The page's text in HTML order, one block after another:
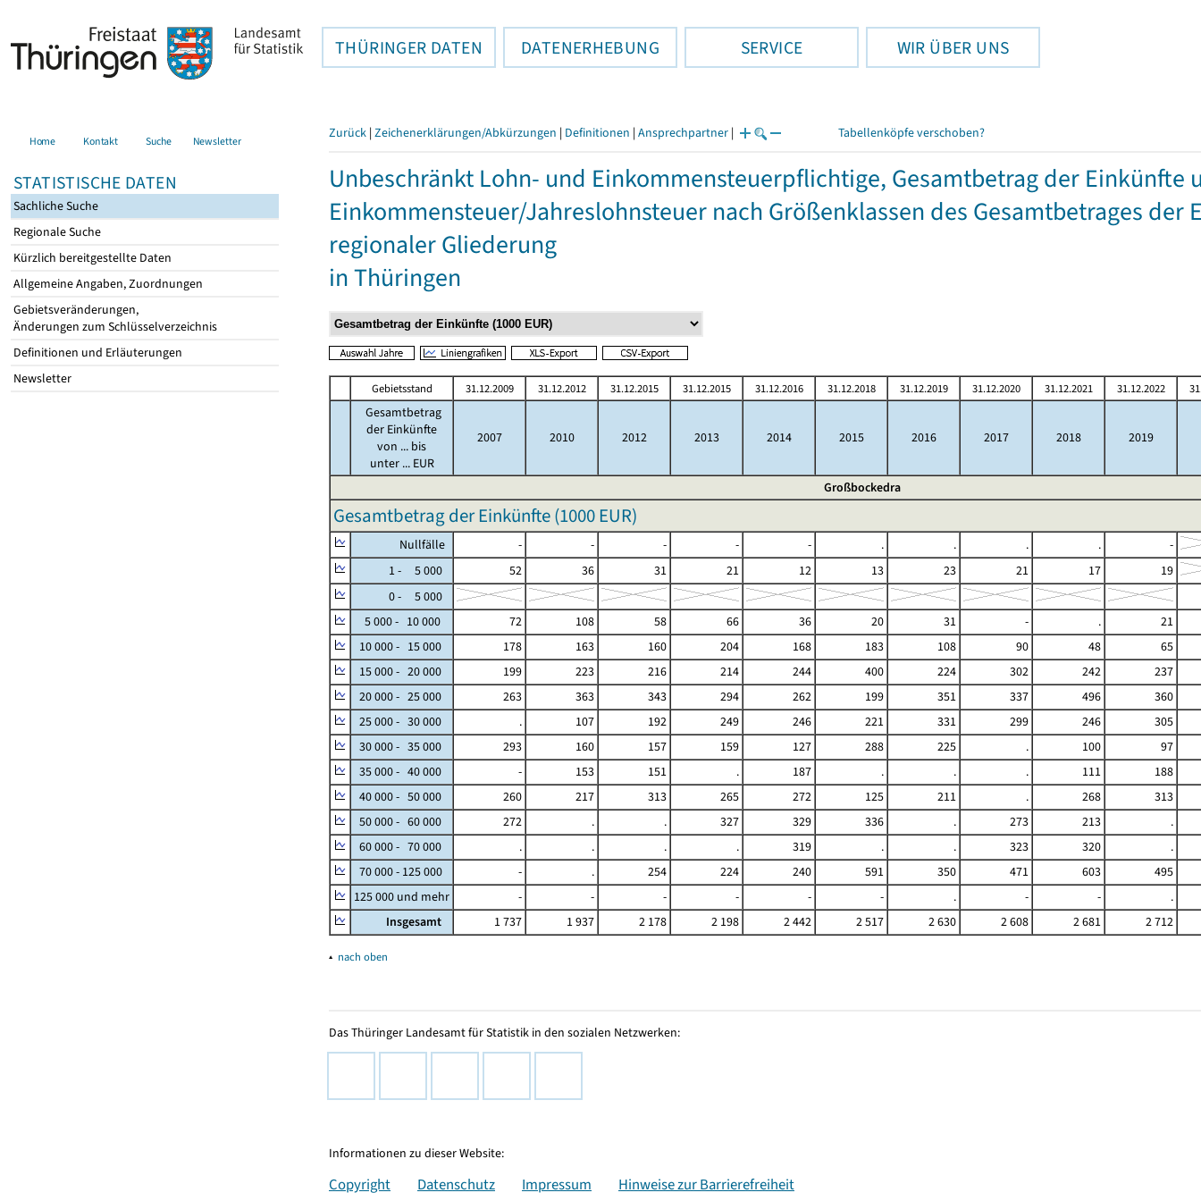
THÜRINGER DATEN DATENERHEBUNG SERVICE WIR ÜBER UNS
Home Kontakt Suche Newsletter
STATISTISCHE DATEN
Sachliche Suche
Regionale Suche
Kürzlich bereitgestellte Daten
Allgemeine Angaben, Zuordnungen
Gebietsveränderungen,
Änderungen zum Schlüsselverzeichnis
Definitionen und Erläuterungen
Newsletter
Zurück | Zeichenerklärungen/Abkürzungen | Definitionen | Ansprechpartner | Tabellenköpfe verschoben?
Unbeschränkt Lohn- und Einkommensteuerpflichtige, Gesamtbetrag der Einkünfte
Einkommensteuer/Jahreslohnsteuer nach Größenklassen des Gesamtbetrages der
regionaler Gliederung
in Thüringen
Gebietsstand 31.12.2009 31.12.2012 31.12.2015 31.12.2015 31.12.2016 31.12.2018 31.12.2019 31.12.2020 31.12.2021 31.12.2022
Gesamtbetrag
der Einkünfte
von ... bis
unter ... EUR
2007 2010 2012 2013 2014 2015 2016 2017 2018 2019
Großbockedra
Gesamtbetrag der Einkünfte (1000 EUR)
Nullfälle - - - - - . . . .
-
1 - 5 000
52 36 31 21 12 13 23 21 17
19
0 - 5 000
5 000 - 10 000
72 108 58 66 36 20 31 - .
21
10 000 - 15 000
178 163 160 204 168 183 108 90 48
65
15 000 - 20 000
199 223 216 214 244 400 224 302 242
237
20 000 - 25 000
263 363 343 294 262 199 351 337 496
360
25 000 - 30 000
. 107 192 249 246 221 331 299 246
305
30 000 - 35 000
293 160 157 159 127 288 225 . 100
97
35 000 - 40 000
- 153 151 . 187 . . . 111
188
40 000 - 50 000
260 217 313 265 272 125 211 . 268
313
50 000 - 60 000
272 . . 327 329 336 . 273 213
.
60 000 - 70 000
. . . . 319 . . 323 320
.
70 000 - 125 000
- . 254 224 240 591 350 471 603
495
125 000 und mehr
- - - - - - . - -
.
Insgesamt
1 737 1 937 2 178 2 198 2 442 2 517 2 630 2 608 2 681 2 712
▴ nach oben
Das Thüringer Landesamt für Statistik in den sozialen Netzwerken:
Informationen zu dieser Website:
Copyright Datenschutz Impressum Hinweise zur Barrierefreiheit